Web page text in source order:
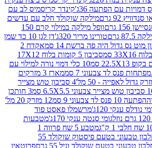
36ג'
קינדר קריסמיס לב עם
מילקה שוקולד חלב עם עדשים
וופל מילקה במילוי קרם 150
טורינו מריר 320ג'
דן לגן 10 כד שמן
היה פה ברשת 14 סמ
אקדח 2
סביבון 5 קומות בלוח 17X12
10 כלי דמוי נורה למילוי עם
מארז 3 מזרקים
- 50 מל'
4 סביבון טוש מצייר
3 חותכן
12 מזרק 20 מל'
מרשמלו פאסט פוד
גומי סנטה ענקי 170ג'
מטבעות
מטבע 5 שח פרווה 1
פרוטאין פרו-חטיף חלבון טבעוני בטעם פיסטוק שוקולד 55
שוקולד וניל 55 גרם
פרוטאין